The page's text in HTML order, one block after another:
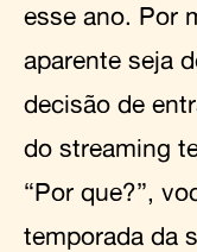
esse ano. Por
aparente seja
decisão de
do streaming
“Por que?”,
temporada da